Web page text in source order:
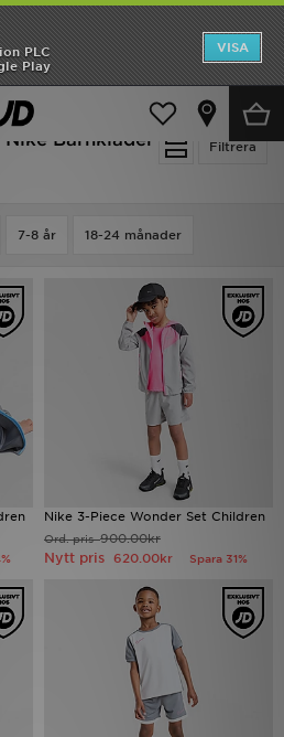
PLC
Play
VISA
7 År)
Filtrera
Barnkläder
7-8 år 18-24 månader
Nike 3-Piece Wonder Set Children
Ord. pris900.00kr
Nytt pris 620.00kr Spara 31%